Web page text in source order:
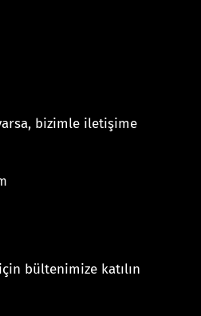
bizimle iletişime
bültenimize katılın